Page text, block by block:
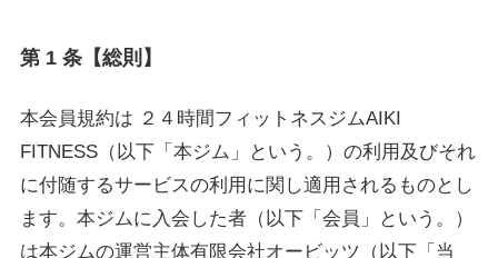
第 1 条【総則】
本会員規約は ２４時間フィットネスジムAIKI
FITNESS（以下「本ジム」という。）の利用及びそれ
に付随するサービスの利用に関し適用されるものとし
ます。本ジムに入会した者（以下「会員」という。）
は本ジムの運営主体有限会社オービッツ（以下「当